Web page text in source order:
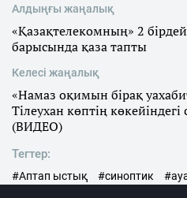
Алдыңғы жаңалық
«Қазақтелекомның» 2
барысында қаза тапты
Келесі жаңалық
«Намаз оқимын бірақ
Тілеухан көптің
(ВИДЕО)
Тегтер:
#Аптап ыстық #синоптик